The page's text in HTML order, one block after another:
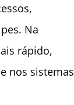
Na
rápido,
nos sistemas